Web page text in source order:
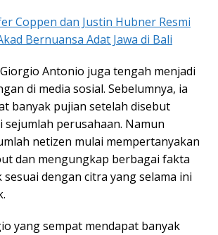
Coppen dan Justin Hubner Resmi
Bernuansa Adat Jawa di Bali
Antonio juga tengah menjadi
di media sosial. Sebelumnya, ia
banyak pujian setelah disebut
sejumlah perusahaan. Namun
netizen mulai mempertanyakan
dan mengungkap berbagai fakta
dengan citra yang selama ini
yang sempat mendapat banyak